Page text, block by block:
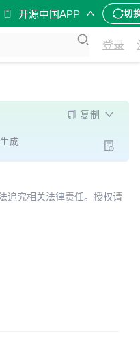
开源中国APP 切
登录
复制
成
追究相关法律责任。授权请